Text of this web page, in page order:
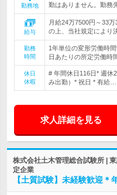
勤務地
勤はありません。勤務
給与
月給24万7500円～33
の上、当社規定により
勤務
時間
1年単位の変形労働時
日あたりの所定労働時
休日
休暇
# 年間休日116日* 週
み出勤）* 祝日 * 有給…
求人詳細を見る
株式会社土木管理総合試験所 |
定企業
【土質試験】未経験歓迎